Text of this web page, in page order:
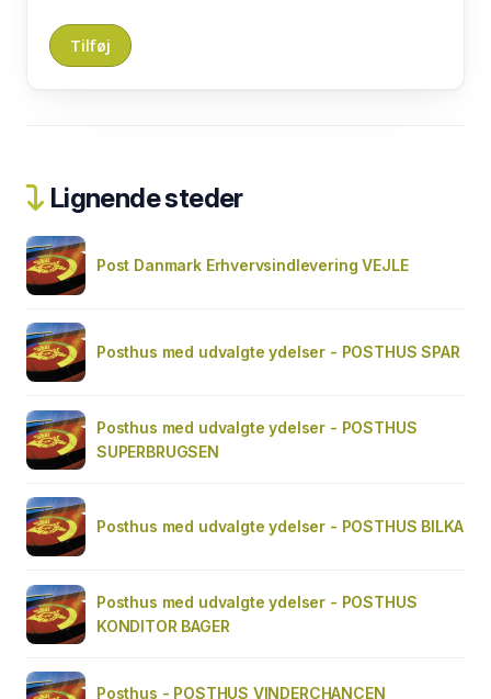
Lignende steder
Post Danmark Erhvervsindlevering VEJLE
Posthus med udvalgte ydelser - POSTHUS SPAR
Posthus med udvalgte ydelser - POSTHUS
SUPERBRUGSEN
Posthus med udvalgte ydelser - POSTHUS BILKA
Posthus med udvalgte ydelser - POSTHUS
KONDITOR BAGER
Posthus - POSTHUS VINDERCHANCEN